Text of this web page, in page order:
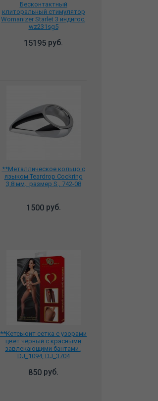
Бесконтактный
клиторальный стимулятор
Womanizer Starlet 3 индигоc,
wz231sg5
15195 руб.
**Металлическое кольцо с
языком Teardrop Cockring
3,8 мм., размер S., 742-08
1500руб.
**Кетсьюит сетка с узорами
цвет чёрный с красными
завлекающими бантами ,
DJ_1094, DJ_3704
850 руб.